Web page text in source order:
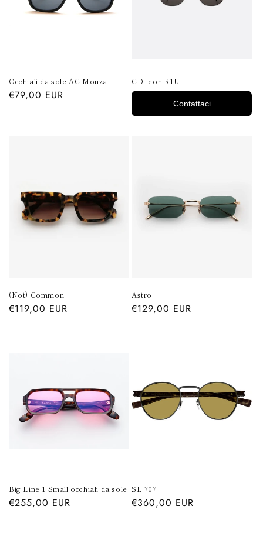
Occhiali da sole AC Monza
Prezzo
€79,00 EUR
CD Icon R1U
Contattaci
(Not) Common
Prezzo
€119,00 EUR
Astro
Prezzo
€129,00 EUR
Big Line 1 Small occhiali da sole
Prezzo
€255,00 EUR
SL 707
Prezzo
€360,00 EUR